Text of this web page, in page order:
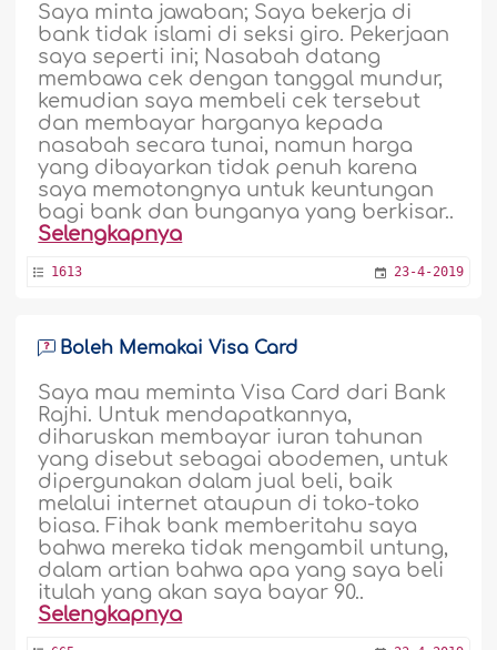
Saya minta jawaban; Saya bekerja di
bank tidak islami di seksi giro. Pekerjaan
saya seperti ini; Nasabah datang
membawa cek dengan tanggal mundur,
kemudian saya membeli cek tersebut
dan membayar harganya kepada
nasabah secara tunai, namun harga
yang dibayarkan tidak penuh karena
saya memotongnya untuk keuntungan
bagi bank dan bunganya yang berkisar..
Selengkapnya
1613 23-4-2019
Boleh Memakai Visa Card
Saya mau meminta Visa Card dari Bank
Rajhi. Untuk mendapatkannya,
diharuskan membayar iuran tahunan
yang disebut sebagai abodemen, untuk
dipergunakan dalam jual beli, baik
melalui internet ataupun di toko-toko
biasa. Fihak bank memberitahu saya
bahwa mereka tidak mengambil untung,
dalam artian bahwa apa yang saya beli
itulah yang akan saya bayar 90..
Selengkapnya